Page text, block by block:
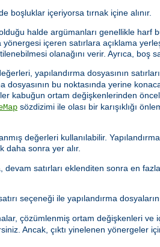
boşluklar içeriyorsa tırnak içine alınır.
halde argümanları genellikle harf
yönergesi içeren satırlara açıklama
olanağını verir. Ayrıca, boş
yapılandırma dosyasının
bu noktasında yerine
kabuğun ortam değişkenlerinden
sözdizimi ile olası bir karışıklığı
değerleri kullanılabilir.
daha sonra yer alır.
devam satırları eklenditen sonra en
seçeneği ile yapılandırma
çözümlenmiş ortam değişkenleri ve
Ancak, çıktı yinelenen yönergeler